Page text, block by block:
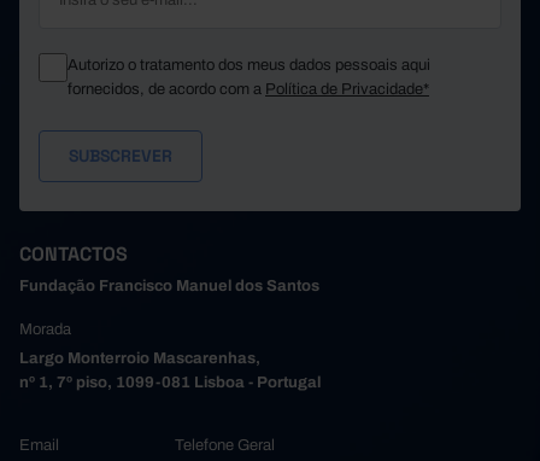
Autorizo o tratamento dos meus dados pessoais aqui
fornecidos, de acordo com a Política de Privacidade*
CONTACTOS
Fundação Francisco Manuel dos Santos
Morada
Largo Monterroio Mascarenhas,
nº 1, 7º piso, 1099-081 Lisboa - Portugal
Email
Telefone Geral